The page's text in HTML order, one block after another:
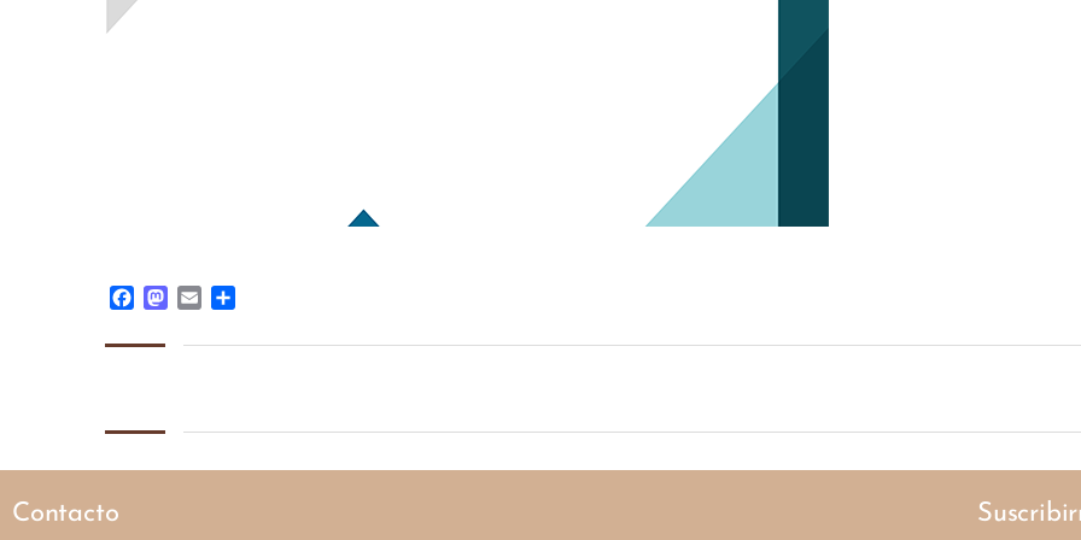
FacebookMastodon
Email
Contacto